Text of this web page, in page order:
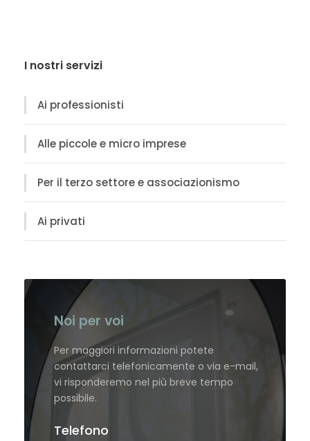
I nostri servizi
Ai professionisti
Alle piccole e micro imprese
Per il terzo settore e associazionismo
Ai privati
Noi per voi
Per maggiori informazioni potete
contattarci telefonicamente o via e-mail,
vi risponderemo nel più breve tempo
possibile.
Telefono